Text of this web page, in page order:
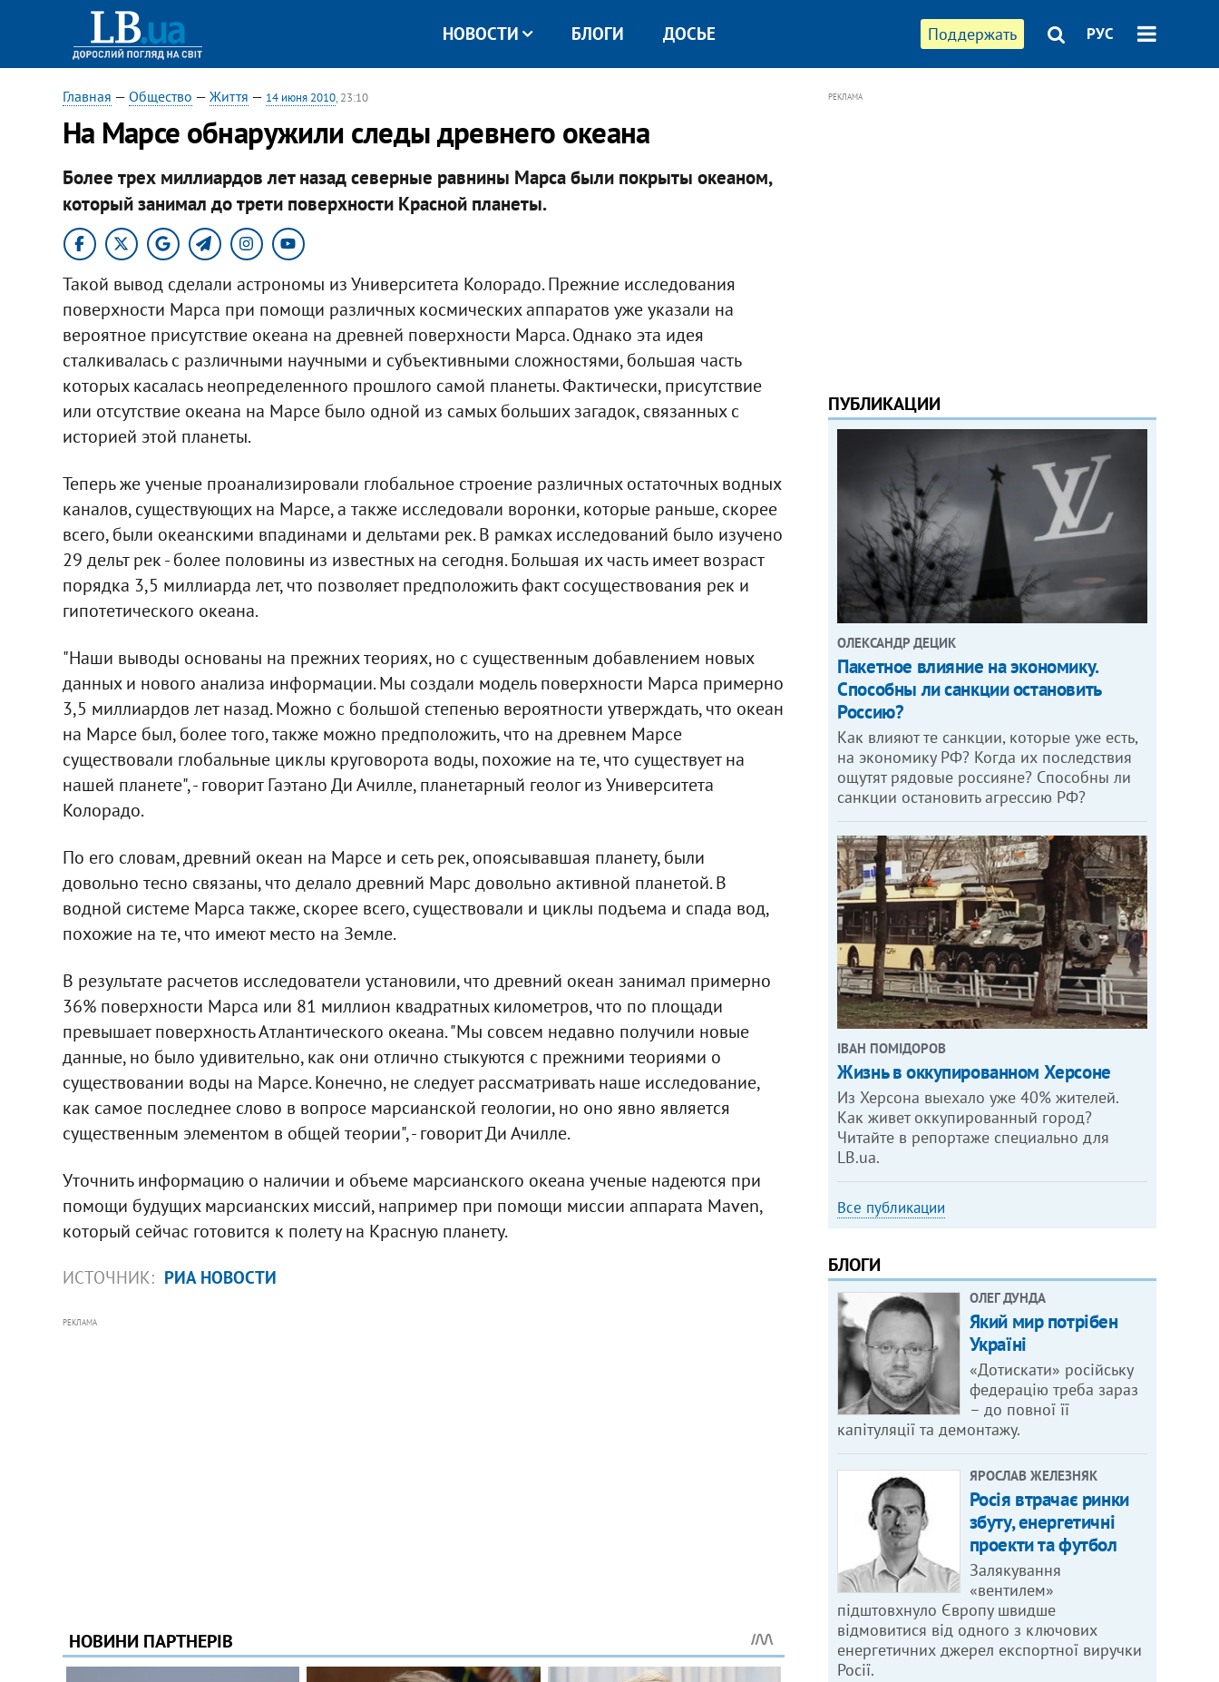
Поддержать РУС
НОВОСТИ БЛОГИ ДОСЬЕ
Главная — Общество — Життя — 14 июня 2010, 23:10
На Марсе обнаружили следы древнего океана
Более трех миллиардов лет назад северные равнины Марса были покрыты океаном,
который занимал до трети поверхности Красной планеты.
Такой вывод сделали астрономы из Университета Колорадо. Прежние исследования
поверхности Марса при помощи различных космических аппаратов уже указали на
вероятное присутствие океана на древней поверхности Марса. Однако эта идея
сталкивалась с различными научными и субъективными сложностями, большая часть
которых касалась неопределенного прошлого самой планеты. Фактически, присутствие
или отсутствие океана на Марсе было одной из самых больших загадок, связанных с
историей этой планеты.
Теперь же ученые проанализировали глобальное строение различных остаточных водных
каналов, существующих на Марсе, а также исследовали воронки, которые раньше, скорее
всего, были океанскими впадинами и дельтами рек. В рамках исследований было изучено
29 дельт рек - более половины из известных на сегодня. Большая их часть имеет возраст
порядка 3,5 миллиарда лет, что позволяет предположить факт сосуществования рек и
гипотетического океана.
"Наши выводы основаны на прежних теориях, но с существенным добавлением новых
данных и нового анализа информации. Мы создали модель поверхности Марса примерно
3,5 миллиардов лет назад. Можно с большой степенью вероятности утверждать, что океан
на Марсе был, более того, также можно предположить, что на древнем Марсе
существовали глобальные циклы круговорота воды, похожие на те, что существует на
нашей планете", - говорит Гаэтано Ди Ачилле, планетарный геолог из Университета
Колорадо.
По его словам, древний океан на Марсе и сеть рек, опоясывавшая планету, были
довольно тесно связаны, что делало древний Марс довольно активной планетой. В
водной системе Марса также, скорее всего, существовали и циклы подъема и спада вод,
похожие на те, что имеют место на Земле.
В результате расчетов исследователи установили, что древний океан занимал примерно
36% поверхности Марса или 81 миллион квадратных километров, что по площади
превышает поверхность Атлантического океана. "Мы совсем недавно получили новые
данные, но было удивительно, как они отлично стыкуются с прежними теориями о
существовании воды на Марсе. Конечно, не следует рассматривать наше исследование,
как самое последнее слово в вопросе марсианской геологии, но оно явно является
существенным элементом в общей теории", - говорит Ди Ачилле.
Уточнить информацию о наличии и объеме марсианского океана ученые надеются при
помощи будущих марсианских миссий, например при помощи миссии аппарата Maven,
который сейчас готовится к полету на Красную планету.
ИСТОЧНИК: РИА НОВОСТИ
РЕКЛАМА
РЕКЛАМА
ПУБЛИКАЦИИ
ОЛЕКСАНДР ДЕЦИК
Пакетное влияние на экономику.
Способны ли санкции остановить
Россию?
Как влияют те санкции, которые уже есть,
на экономику РФ? Когда их последствия
ощутят рядовые россияне? Способны ли
санкции остановить агрессию РФ?
ІВАН ПОМІДОРОВ
Жизнь в оккупированном Херсоне
Из Херсона выехало уже 40% жителей.
Как живет оккупированный город?
Читайте в репортаже специально для
LB.ua.
Все публикации
БЛОГИ
ОЛЕГ ДУНДА
Який мир потрібен
Україні
«Дотискати» російську
федерацію треба зараз
– до повної її
капітуляції та демонтажу.
ЯРОСЛАВ ЖЕЛЕЗНЯК
Росія втрачає ринки
збуту, енергетичні
проекти та футбол
Залякування
«вентилем»
підштовхнуло Європу швидше
відмовитися від одного з ключових
енергетичних джерел експортної виручки
Росії.